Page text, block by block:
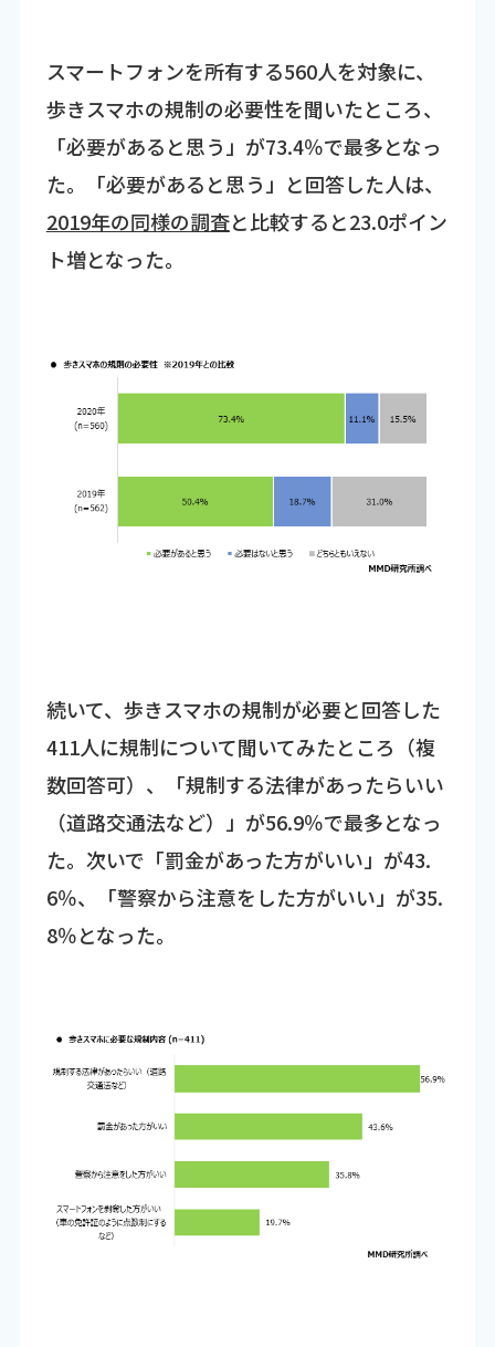
スマートフォンを所有する560人を対象に、
歩きスマホの規制の必要性を聞いたところ、
「必要があると思う」が73.4％で最多となっ
た。「必要があると思う」と回答した人は、
2019年の同様の調査と比較すると23.0ポイン
ト増となった。
続いて、歩きスマホの規制が必要と回答した
411人に規制について聞いてみたところ（複
数回答可）、「規制する法律があったらいい
（道路交通法など）」が56.9％で最多となっ
た。次いで「罰金があった方がいい」が43.
6％、「警察から注意をした方がいい」が35.
8％となった。